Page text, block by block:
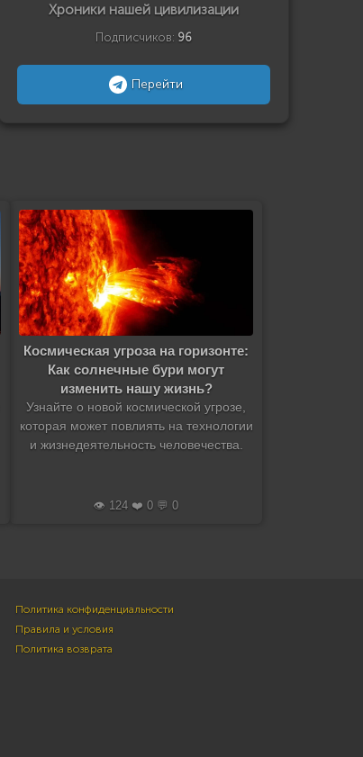
Хроники нашей цивилизации
Подписчиков: 96
Перейти
Космическая угроза на горизонте:
Как солнечные бури могут
изменить нашу жизнь?
Узнайте о новой космической угрозе,
которая может повлиять на технологии
и жизнедеятельность человечества.
👁️ 124 ❤️ 0 💬 0
Политика конфиденциальности
Правила и условия
Политика возврата